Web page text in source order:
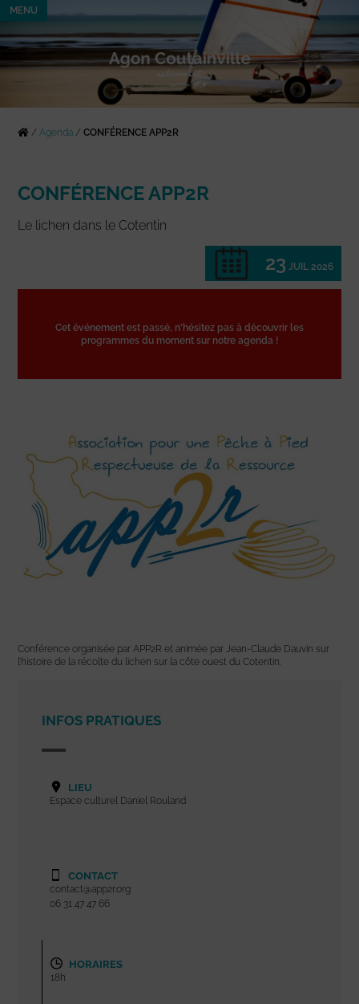
MENU
/Agenda /CONFÉRENCE APP2R
CONFÉRENCE APP2R
Le lichen dans le Cotentin
23 JUIL 2026
Cet événement est passé, n'hésitez pas à découvrir les
programmes du moment sur notre agenda !
Conférence organisée par APP2R et animée par Jean-Claude Dauvin sur
l’histoire de la récolte du lichen sur la côte ouest du Cotentin.
INFOS PRATIQUES
LIEU
Espace culturel Daniel Rouland
CONTACT
contact@app2r.org
06 31 47 47 66
HORAIRES
18h